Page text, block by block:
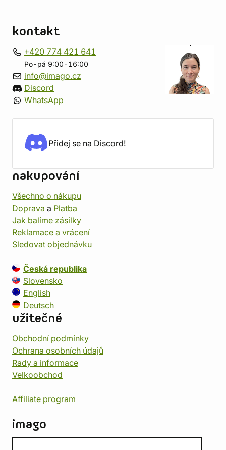
kontakt
+420 774 421 641
Po-pá 9:00-16:00
info@imago.cz
Discord
WhatsApp
Přidej se na Discord!
nakupování
Všechno o nákupu
Doprava a Platba
Jak balíme zásilky
Reklamace a vrácení
Sledovat objednávku
Česká republika
Slovensko
English
Deutsch
užitečné
Obchodní podmínky
Ochrana osobních údajů
Rady a informace
Velkoobchod
Affiliate program
imago